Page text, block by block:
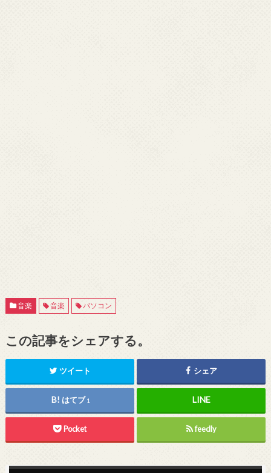
音楽 音楽 パソコン
この記事をシェアする。
ツイート シェア
はてブ 1
Pocket feedly